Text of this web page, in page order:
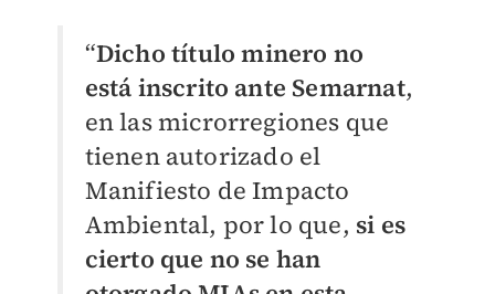
“Dicho título minero no
está inscrito ante Semarnat,
en las microrregiones que
tienen autorizado el
Manifiesto de Impacto
Ambiental, por lo que, si es
cierto que no se han